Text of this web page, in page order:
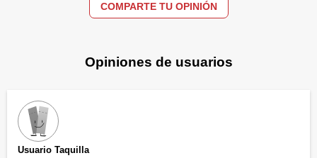
COMPARTE TU OPINIÓN
Opiniones de usuarios
Usuario Taquilla